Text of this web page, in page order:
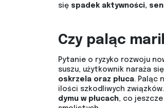
się spadek aktywności,
Czy paląc
Pytanie o ryzyko rozwoju
suszu, użytkownik naraża
oskrzela oraz płuca. Paląc
ilości szkodliwych
dymu w płucach, co